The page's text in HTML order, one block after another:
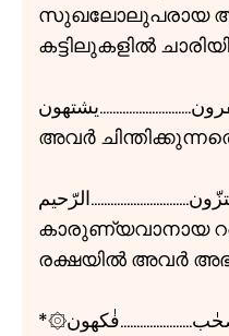
സുഖലോലുപരായ
കട്ടിലുകളിൽ
അവർ
കാരുണ്യവാനായ
രക്ഷയിൽ അവർ